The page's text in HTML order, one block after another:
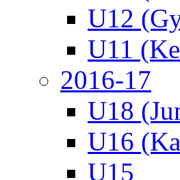
U12
U11
2016-17
U18
U16
U15